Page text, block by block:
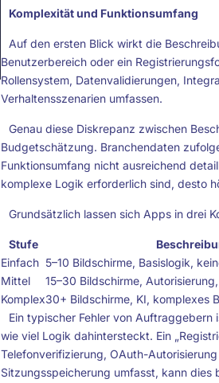
Komplexität und Funktionsumfang
Auf den ersten Blick wirkt die
Benutzerbereich oder ein
Rollensystem, Datenvalidierungen,
Verhaltensszenarien umfassen.
Genau diese Diskrepanz zwischen
Budgetschätzung. Branchendaten
Funktionsumfang nicht ausreichend
komplexe Logik erforderlich sind, desto
Grundsätzlich lassen sich Apps in drei
Stufe
Einfach 5–10 Bildschirme, Basislogik,
Mittel
15–30 Bildschirme,
Komplex30+ Bildschirme, KI, komplexes
Ein typischer Fehler von Auftraggebern
wie viel Logik dahintersteckt. Ein
Telefonverifizierung, OAuth-
Sitzungsspeicherung umfasst, kann dies